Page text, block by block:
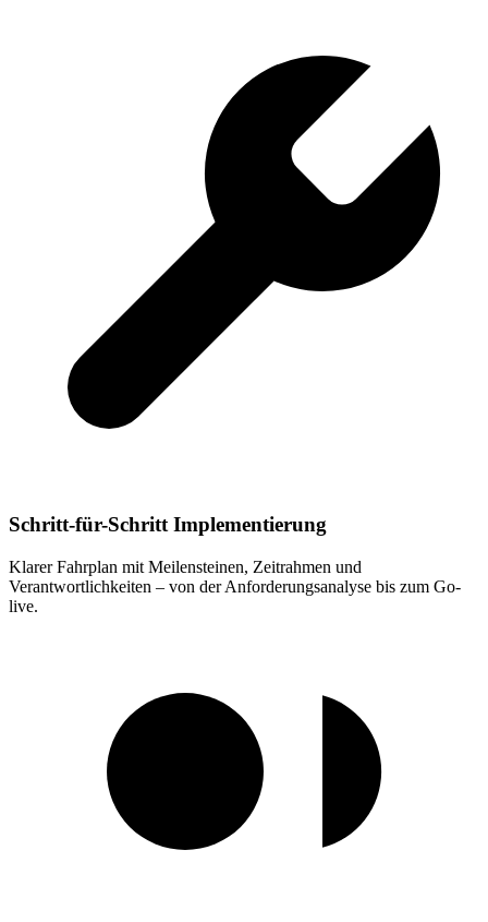
Schritt-für-Schritt Implementierung
Klarer Fahrplan mit Meilensteinen, Zeitrahmen und
Verantwortlichkeiten – von der Anforderungsanalyse bis zum Go-
live.